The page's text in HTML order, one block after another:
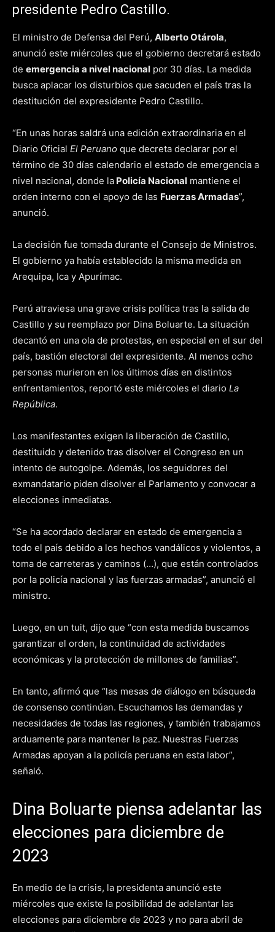
presidente Pedro Castillo.
El ministro de Defensa del Perú, Alberto Otárola,
anunció este miércoles que el gobierno decretará estado
de emergencia a nivel nacional por 30 días. La medida
busca aplacar los disturbios que sacuden el país tras la
destitución del expresidente Pedro Castillo.
“En unas horas saldrá una edición extraordinaria en el
Diario Oficial El Peruano que decreta declarar por el
término de 30 días calendario el estado de emergencia a
nivel nacional, donde la Policía Nacional mantiene el
orden interno con el apoyo de las Fuerzas Armadas”,
anunció.
La decisión fue tomada durante el Consejo de Ministros.
El gobierno ya había establecido la misma medida en
Arequipa, Ica y Apurímac.
Perú atraviesa una grave crisis política tras la salida de
Castillo y su reemplazo por Dina Boluarte. La situación
decantó en una ola de protestas, en especial en el sur del
país, bastión electoral del expresidente. Al menos ocho
personas murieron en los últimos días en distintos
enfrentamientos, reportó este miércoles el diario La
República.
Los manifestantes exigen la liberación de Castillo,
destituido y detenido tras disolver el Congreso en un
intento de autogolpe. Además, los seguidores del
exmandatario piden disolver el Parlamento y convocar a
elecciones inmediatas.
“Se ha acordado declarar en estado de emergencia a
todo el país debido a los hechos vandálicos y violentos, a
toma de carreteras y caminos (…), que están controlados
por la policía nacional y las fuerzas armadas”, anunció el
ministro.
Luego, en un tuit, dijo que “con esta medida buscamos
garantizar el orden, la continuidad de actividades
económicas y la protección de millones de familias”.
En tanto, afirmó que “las mesas de diálogo en búsqueda
de consenso continúan. Escuchamos las demandas y
necesidades de todas las regiones, y también trabajamos
arduamente para mantener la paz. Nuestras Fuerzas
Armadas apoyan a la policía peruana en esta labor”,
señaló.
Dina Boluarte piensa adelantar las
elecciones para diciembre de
2023
En medio de la crisis, la presidenta anunció este
miércoles que existe la posibilidad de adelantar las
elecciones para diciembre de 2023 y no para abril de